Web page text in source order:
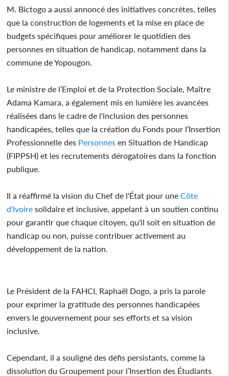
M. Bictogo a aussi annoncé des initiatives concrètes, telles
que la construction de logements et la mise en place de
budgets spécifiques pour améliorer le quotidien des
personnes en situation de handicap, notamment dans la
commune de Yopougon.
Le ministre de l’Emploi et de la Protection Sociale, Maître
Adama Kamara, a également mis en lumière les avancées
réalisées dans le cadre de l'inclusion des personnes
handicapées, telles que la création du Fonds pour l’Insertion
Professionnelle des Personnes en Situation de Handicap
(FIPPSH) et les recrutements dérogatoires dans la fonction
publique.
Il a réaffirmé la vision du Chef de l'État pour une Côte
d'Ivoire solidaire et inclusive, appelant à un soutien continu
pour garantir que chaque citoyen, qu'il soit en situation de
handicap ou non, puisse contribuer activement au
développement de la nation.
Le Président de la FAHCI, Raphaël Dogo, a pris la parole
pour exprimer la gratitude des personnes handicapées
envers le gouvernement pour ses efforts et sa vision
inclusive.
Cependant, il a souligné des défis persistants, comme la
dissolution du Groupement pour l’Insertion des Étudiants